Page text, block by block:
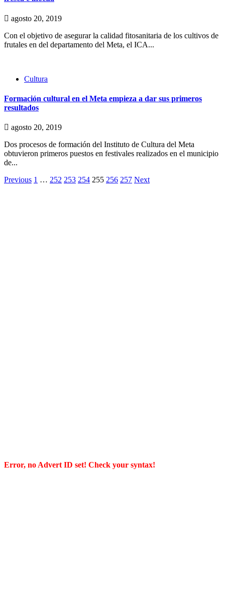
agosto 20, 2019
Con el objetivo de asegurar la calidad fitosanitaria de los cultivos de
frutales en del departamento del Meta, el ICA...
Cultura
Formación cultural en el Meta empieza a dar sus primeros
resultados
agosto 20, 2019
Dos procesos de formación del Instituto de Cultura del Meta
obtuvieron primeros puestos en festivales realizados en el municipio
de...
Paginación
Previous 1 … 252 253 254 255 256 257 Next
Error, no Advert ID set! Check your syntax!